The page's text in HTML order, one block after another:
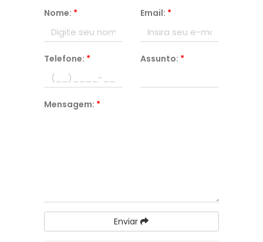
Nome: * Email: *
Telefone: * Assunto: *
Mensagem: *
Enviar